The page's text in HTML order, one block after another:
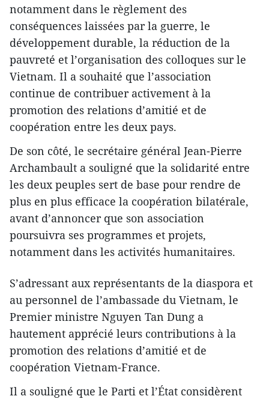
notamment dans le règlement des
conséquences laissées par la guerre, le
développement durable, la réduction de la
pauvreté et l’organisation des colloques sur le
Vietnam. Il a souhaité que l’association
continue de contribuer activement à la
promotion des relations d’amitié et de
coopération entre les deux pays.
De son côté, le secrétaire général Jean-Pierre
Archambault a souligné que la solidarité entre
les deux peuples sert de base pour rendre de
plus en plus efficace la coopération bilatérale,
avant d’annoncer que son association
poursuivra ses programmes et projets,
notamment dans les activités humanitaires.
S’adressant aux représentants de la diaspora et
au personnel de l’ambassade du Vietnam, le
Premier ministre Nguyen Tan Dung a
hautement apprécié leurs contributions à la
promotion des relations d’amitié et de
coopération Vietnam-France.
Il a souligné que le Parti et l’État considèrent